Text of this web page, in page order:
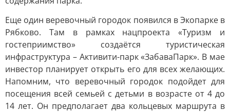
Еще один веревочный городок появился в Экопарке в
Рябково. Там в рамках нацпроекта «Туризм и
гостеприимство» создаётся туристическая
инфраструктура – Активити-парк «ЗабаваПарк». В мае
инвестор планирует открыть его для всех желающих.
Напомним, что веревочный городок подойдет для
посещения всей семьей с детьми в возрасте от 4 до
14 лет. Он предполагает два кольцевых маршрута в